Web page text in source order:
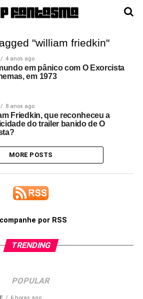
"william friedkin"
4 anos ago
em pânico com O Exorcista
em 1973
8 anos ago
Friedkin, que reconheceu a
do trailer banido de O
MORE POSTS
por RSS
TRENDING
POPULAR